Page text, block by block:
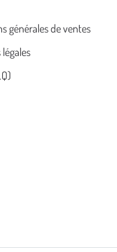
générales de ventes